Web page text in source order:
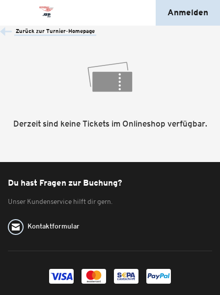
Anmelden
Zurück zur Turnier-Homepage
Derzeit sind keine Tickets im Onlineshop verfügbar.
Du hast Fragen zur Buchung?
Unser Kundenservice hilft dir gern.
Kontaktformular